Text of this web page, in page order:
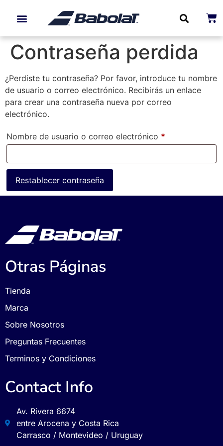
Contraseña perdida
¿Perdiste tu contraseña? Por favor, introduce tu nombre
de usuario o correo electrónico. Recibirás un enlace
para crear una contraseña nueva por correo
electrónico.
Nombre de usuario o correo electrónico *
Restablecer contraseña
Otras Páginas
Tienda
Marca
Sobre Nosotros
Preguntas Frecuentes
Terminos y Condiciones
Contact Info
Av. Rivera 6674
entre Arocena y Costa Rica
Carrasco / Montevideo / Uruguay